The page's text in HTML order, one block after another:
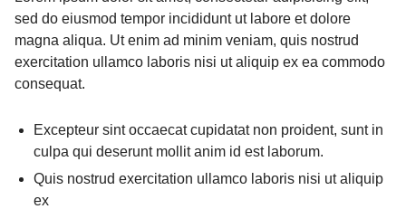
sed do eiusmod tempor incididunt ut labore et dolore
magna aliqua. Ut enim ad minim veniam, quis nostrud
exercitation ullamco laboris nisi ut aliquip ex ea commodo
consequat.
Excepteur sint occaecat cupidatat non proident, sunt in
culpa qui deserunt mollit anim id est laborum.
Quis nostrud exercitation ullamco laboris nisi ut aliquip
ex